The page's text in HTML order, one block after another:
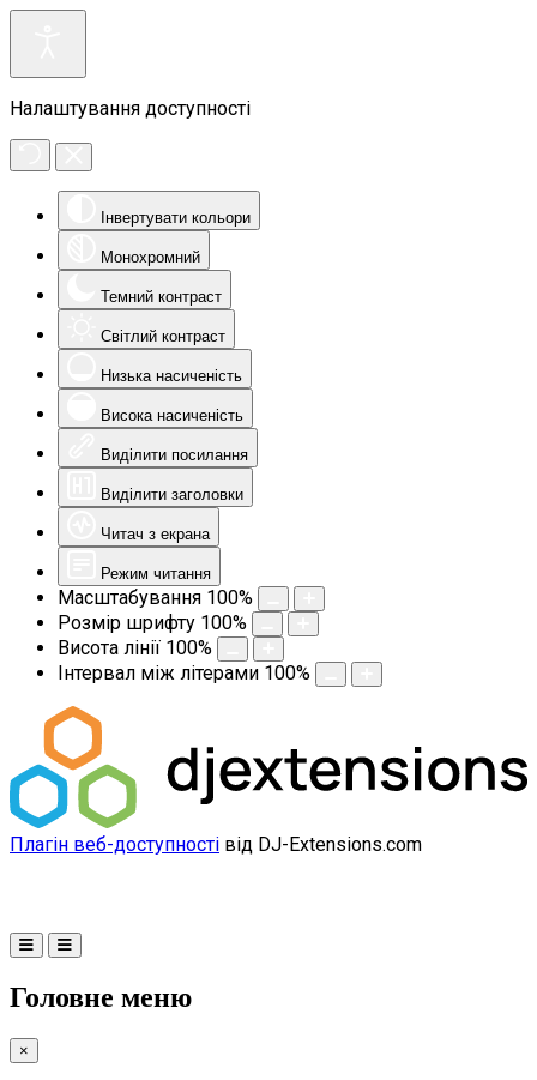
Налаштування доступності
Інвертувати кольори
Монохромний
Темний контраст
Світлий контраст
Низька насиченість
Висока насиченість
Виділити посилання
Виділити заголовки
Читач з екрана
Режим читання
Масштабування 100%
Розмір шрифту 100%
Висота лінії 100%
Інтервал між літерами 100%
Плагін веб-доступності від DJ-Extensions.com
Головне меню
×